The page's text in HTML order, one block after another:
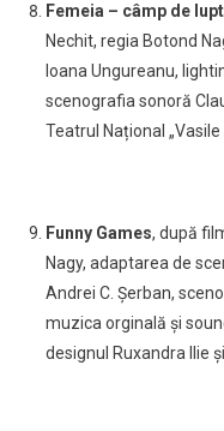
Femeia – câmp de
Nechit, regia Botond
Ioana Ungureanu,
scenografia sonoră
Teatrul Național „Vasile
Funny Games, după
Nagy, adaptarea de
Andrei C. Șerban,
muzica orginală și
designul Ruxandra Ilie